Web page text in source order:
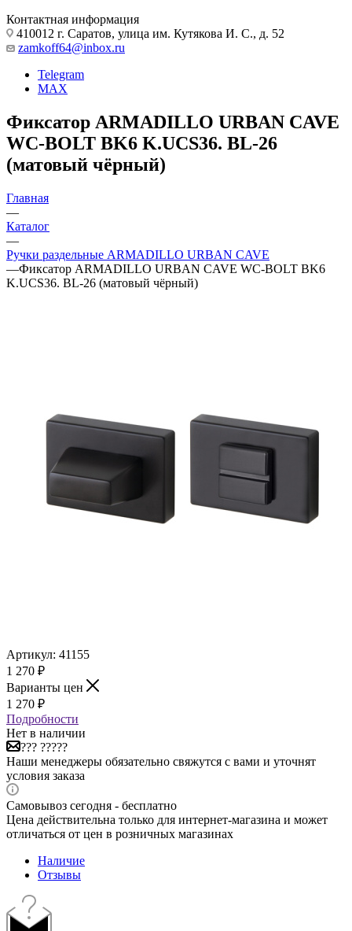
Контактная информация
410012 г. Саратов, улица им. Кутякова И. С., д. 52
zamkoff64@inbox.ru
Telegram
MAX
Фиксатор ARMADILLO URBAN CAVE
WC-BOLT BK6 K.UCS36. BL-26
(матовый чёрный)
Главная
—
Каталог
—
Ручки раздельные ARMADILLO URBAN CAVE
—Фиксатор ARMADILLO URBAN CAVE WC-BOLT BK6
K.UCS36. BL-26 (матовый чёрный)
Артикул: 41155
1 270 ₽
Варианты цен
1 270 ₽
Подробности
Нет в наличии
??? ?????
Наши менеджеры обязательно свяжутся с вами и уточнят
условия заказа
Самовывоз сегодня - бесплатно
Цена действительна только для интернет-магазина и может
отличаться от цен в розничных магазинах
Наличие
Отзывы